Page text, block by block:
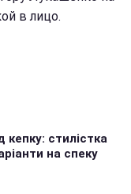
в лицо.
кепку: стилістка
на спеку